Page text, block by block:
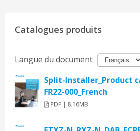
Catalogues produits
Langue du document
Split-Installer_Product
FR22-000_French
PDF | 8.16MB